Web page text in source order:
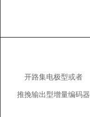
开路集电极型或者
推挽输出型增量编码器